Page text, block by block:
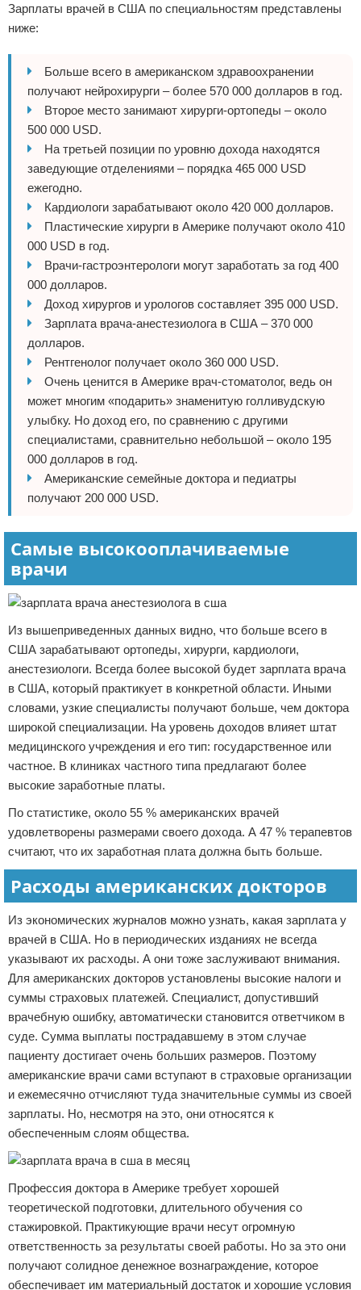
Зарплаты врачей в США по специальностям представлены
ниже:
Больше всего в американском здравоохранении
получают нейрохирурги – более 570 000 долларов в год.
Второе место занимают хирурги-ортопеды – около
500 000 USD.
На третьей позиции по уровню дохода находятся
заведующие отделениями – порядка 465 000 USD
ежегодно.
Кардиологи зарабатывают около 420 000 долларов.
Пластические хирурги в Америке получают около 410
000 USD в год.
Врачи-гастроэнтерологи могут заработать за год 400
000 долларов.
Доход хирургов и урологов составляет 395 000 USD.
Зарплата врача-анестезиолога в США – 370 000
долларов.
Рентгенолог получает около 360 000 USD.
Очень ценится в Америке врач-стоматолог, ведь он
может многим «подарить» знаменитую голливудскую
улыбку. Но доход его, по сравнению с другими
специалистами, сравнительно небольшой – около 195
000 долларов в год.
Американские семейные доктора и педиатры
получают 200 000 USD.
Самые высокооплачиваемые
врачи
Из вышеприведенных данных видно, что больше всего в
США зарабатывают ортопеды, хирурги, кардиологи,
анестезиологи. Всегда более высокой будет зарплата врача
в США, который практикует в конкретной области. Иными
словами, узкие специалисты получают больше, чем доктора
широкой специализации. На уровень доходов влияет штат
медицинского учреждения и его тип: государственное или
частное. В клиниках частного типа предлагают более
высокие заработные платы.
По статистике, около 55 % американских врачей
удовлетворены размерами своего дохода. А 47 % терапевтов
считают, что их заработная плата должна быть больше.
Расходы американских докторов
Из экономических журналов можно узнать, какая зарплата у
врачей в США. Но в периодических изданиях не всегда
указывают их расходы. А они тоже заслуживают внимания.
Для американских докторов установлены высокие налоги и
суммы страховых платежей. Специалист, допустивший
врачебную ошибку, автоматически становится ответчиком в
суде. Сумма выплаты пострадавшему в этом случае
пациенту достигает очень больших размеров. Поэтому
американские врачи сами вступают в страховые организации
и ежемесячно отчисляют туда значительные суммы из своей
зарплаты. Но, несмотря на это, они относятся к
обеспеченным слоям общества.
Профессия доктора в Америке требует хорошей
теоретической подготовки, длительного обучения со
стажировкой. Практикующие врачи несут огромную
ответственность за результаты своей работы. Но за это они
получают солидное денежное вознаграждение, которое
обеспечивает им материальный достаток и хорошие условия